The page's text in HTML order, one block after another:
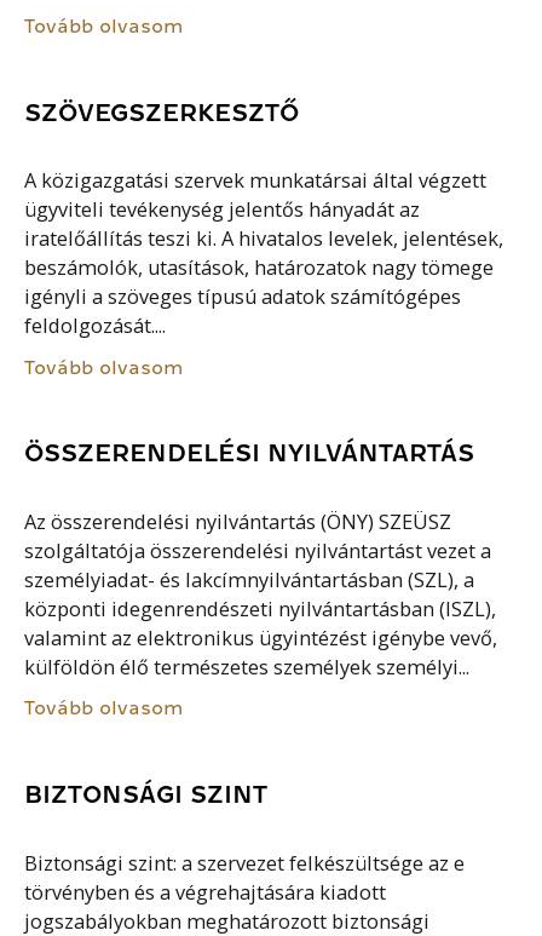
Tovább olvasom
SZÖVEGSZERKESZTŐ
A közigazgatási szervek munkatársai által végzett
ügyviteli tevékenység jelentős hányadát az
iratelőállítás teszi ki. A hivatalos levelek, jelentések,
beszámolók, utasítások, határozatok nagy tömege
igényli a szöveges típusú adatok számítógépes
feldolgozását....
Tovább olvasom
ÖSSZERENDELÉSI NYILVÁNTARTÁS
Az összerendelési nyilvántartás (ÖNY) SZEÜSZ
szolgáltatója összerendelési nyilvántartást vezet a
személyiadat- és lakcímnyilvántartásban (SZL), a
központi idegenrendészeti nyilvántartásban (ISZL),
valamint az elektronikus ügyintézést igénybe vevő,
külföldön élő természetes személyek személyi...
Tovább olvasom
BIZTONSÁGI SZINT
Biztonsági szint: a szervezet felkészültsége az e
törvényben és a végrehajtására kiadott
jogszabályokban meghatározott biztonsági